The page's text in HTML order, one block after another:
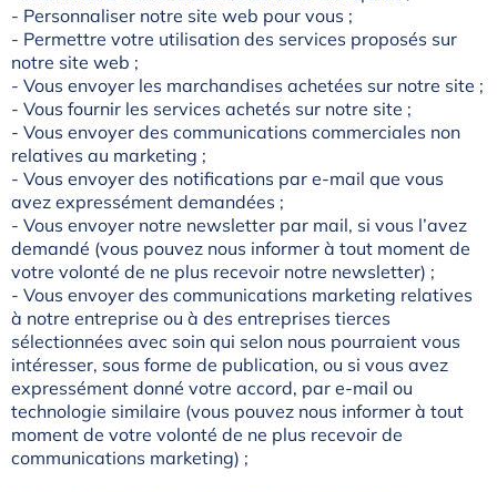
- Personnaliser notre site web pour vous ;
- Permettre votre utilisation des services proposés sur
notre site web ;
- Vous envoyer les marchandises achetées sur notre site ;
- Vous fournir les services achetés sur notre site ;
- Vous envoyer des communications commerciales non
relatives au marketing ;
- Vous envoyer des notifications par e-mail que vous
avez expressément demandées ;
- Vous envoyer notre newsletter par mail, si vous l’avez
demandé (vous pouvez nous informer à tout moment de
votre volonté de ne plus recevoir notre newsletter) ;
- Vous envoyer des communications marketing relatives
à notre entreprise ou à des entreprises tierces
sélectionnées avec soin qui selon nous pourraient vous
intéresser, sous forme de publication, ou si vous avez
expressément donné votre accord, par e-mail ou
technologie similaire (vous pouvez nous informer à tout
moment de votre volonté de ne plus recevoir de
communications marketing) ;